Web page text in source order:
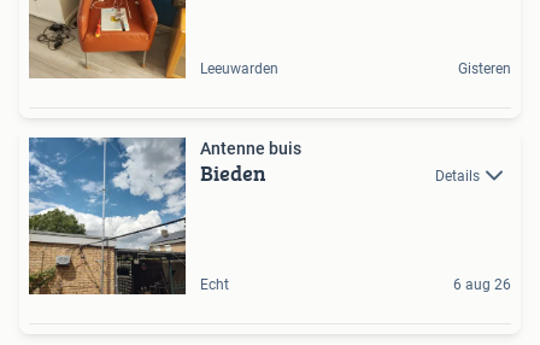
Leeuwarden Gisteren
Antenne buis
Bieden Details
Echt 6 aug 26